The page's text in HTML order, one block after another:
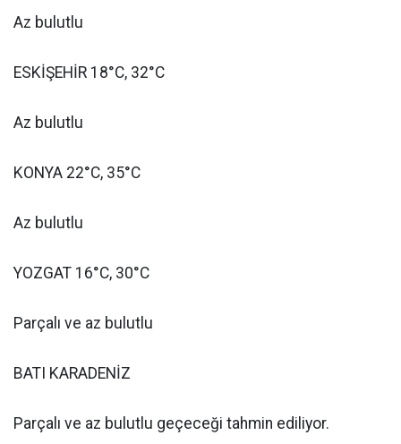
Az bulutlu
ESKİŞEHİR 18°C, 32°C
Az bulutlu
KONYA 22°C, 35°C
Az bulutlu
YOZGAT 16°C, 30°C
Parçalı ve az bulutlu
BATI KARADENİZ
Parçalı ve az bulutlu geçeceği tahmin ediliyor.